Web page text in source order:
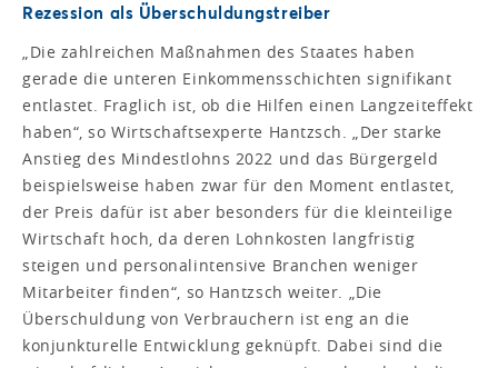
Rezession als Überschuldungstreiber
„Die zahlreichen Maßnahmen des Staates haben
gerade die unteren Einkommensschichten signifikant
entlastet. Fraglich ist, ob die Hilfen einen Langzeiteffekt
haben“, so Wirtschaftsexperte Hantzsch. „Der starke
Anstieg des Mindestlohns 2022 und das Bürgergeld
beispielsweise haben zwar für den Moment entlastet,
der Preis dafür ist aber besonders für die kleinteilige
Wirtschaft hoch, da deren Lohnkosten langfristig
steigen und personalintensive Branchen weniger
Mitarbeiter finden“, so Hantzsch weiter. „Die
Überschuldung von Verbrauchern ist eng an die
konjunkturelle Entwicklung geknüpft. Dabei sind die